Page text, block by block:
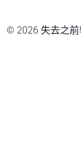
© 2026 失去之前